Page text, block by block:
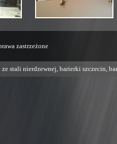
zastrzeżone
ze stali nierdzewnej, barierki szczecin,